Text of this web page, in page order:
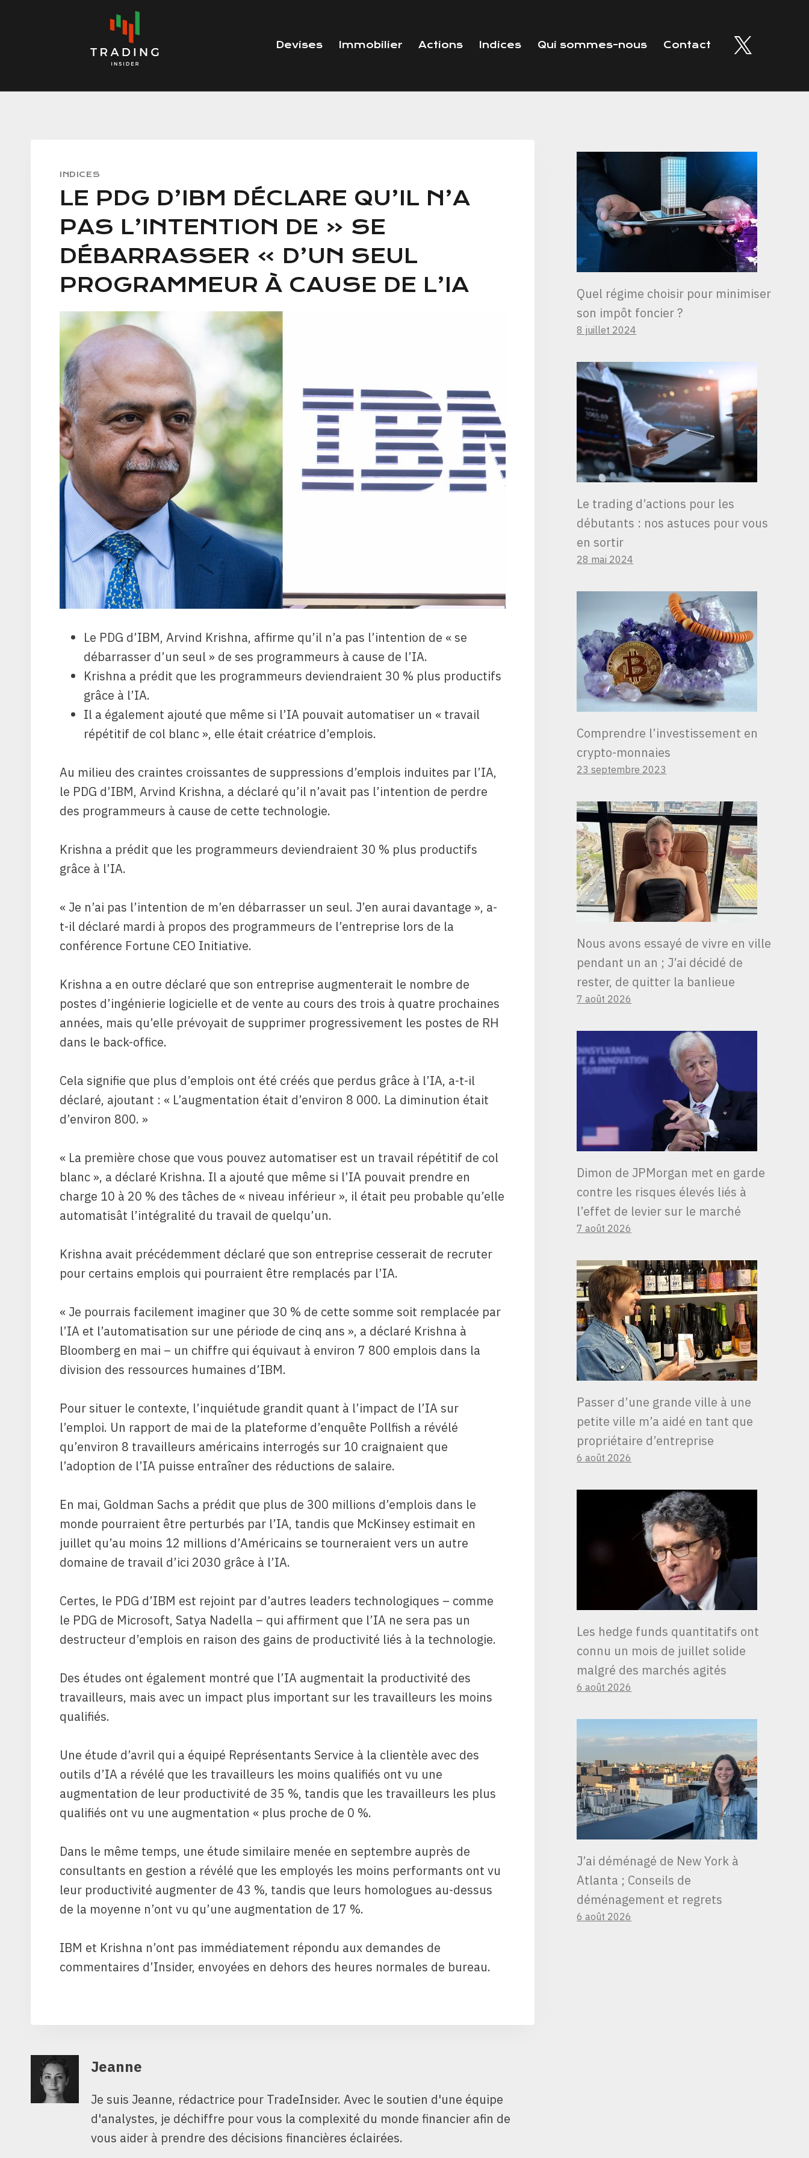
Devises Immobilier Actions Indices Qui sommes-nous Contact
INDICES
LE PDG D’IBM DÉCLARE QU’IL N’A
PAS L’INTENTION DE « SE
DÉBARRASSER » D’UN SEUL
PROGRAMMEUR À CAUSE DE L’IA
Le PDG d’IBM, Arvind Krishna, affirme qu’il n’a pas l’intention de « se
débarrasser d’un seul » de ses programmeurs à cause de l’IA.
Krishna a prédit que les programmeurs deviendraient 30 % plus productifs
grâce à l’IA.
Il a également ajouté que même si l’IA pouvait automatiser un « travail
répétitif de col blanc », elle était créatrice d’emplois.
Au milieu des craintes croissantes de suppressions d’emplois induites par l’IA,
le PDG d’IBM, Arvind Krishna, a déclaré qu’il n’avait pas l’intention de perdre
des programmeurs à cause de cette technologie.
Krishna a prédit que les programmeurs deviendraient 30 % plus productifs
grâce à l’IA.
« Je n’ai pas l’intention de m’en débarrasser un seul. J’en aurai davantage », a-
t-il déclaré mardi à propos des programmeurs de l’entreprise lors de la
conférence Fortune CEO Initiative.
Krishna a en outre déclaré que son entreprise augmenterait le nombre de
postes d’ingénierie logicielle et de vente au cours des trois à quatre prochaines
années, mais qu’elle prévoyait de supprimer progressivement les postes de RH
dans le back-office.
Cela signifie que plus d’emplois ont été créés que perdus grâce à l’IA, a-t-il
déclaré, ajoutant : « L’augmentation était d’environ 8 000. La diminution était
d’environ 800. »
« La première chose que vous pouvez automatiser est un travail répétitif de col
blanc », a déclaré Krishna. Il a ajouté que même si l’IA pouvait prendre en
charge 10 à 20 % des tâches de « niveau inférieur », il était peu probable qu’elle
automatisât l’intégralité du travail de quelqu’un.
Krishna avait précédemment déclaré que son entreprise cesserait de recruter
pour certains emplois qui pourraient être remplacés par l’IA.
« Je pourrais facilement imaginer que 30 % de cette somme soit remplacée par
l’IA et l’automatisation sur une période de cinq ans », a déclaré Krishna à
Bloomberg en mai – un chiffre qui équivaut à environ 7 800 emplois dans la
division des ressources humaines d’IBM.
Pour situer le contexte, l’inquiétude grandit quant à l’impact de l’IA sur
l’emploi. Un rapport de mai de la plateforme d’enquête Pollfish a révélé
qu’environ 8 travailleurs américains interrogés sur 10 craignaient que
l’adoption de l’IA puisse entraîner des réductions de salaire.
En mai, Goldman Sachs a prédit que plus de 300 millions d’emplois dans le
monde pourraient être perturbés par l’IA, tandis que McKinsey estimait en
juillet qu’au moins 12 millions d’Américains se tourneraient vers un autre
domaine de travail d’ici 2030 grâce à l’IA.
Certes, le PDG d’IBM est rejoint par d’autres leaders technologiques – comme
le PDG de Microsoft, Satya Nadella – qui affirment que l’IA ne sera pas un
destructeur d’emplois en raison des gains de productivité liés à la technologie.
Des études ont également montré que l’IA augmentait la productivité des
travailleurs, mais avec un impact plus important sur les travailleurs les moins
qualifiés.
Une étude d’avril qui a équipé Représentants Service à la clientèle avec des
outils d’IA a révélé que les travailleurs les moins qualifiés ont vu une
augmentation de leur productivité de 35 %, tandis que les travailleurs les plus
qualifiés ont vu une augmentation « plus proche de 0 %.
Dans le même temps, une étude similaire menée en septembre auprès de
consultants en gestion a révélé que les employés les moins performants ont vu
leur productivité augmenter de 43 %, tandis que leurs homologues au-dessus
de la moyenne n’ont vu qu’une augmentation de 17 %.
IBM et Krishna n’ont pas immédiatement répondu aux demandes de
commentaires d’Insider, envoyées en dehors des heures normales de bureau.
Jeanne
Je suis Jeanne, rédactrice pour TradeInsider. Avec le soutien d'une équipe
d'analystes, je déchiffre pour vous la complexité du monde financier afin de
vous aider à prendre des décisions financières éclairées.
Quel régime choisir pour minimiser
son impôt foncier ?
8 juillet 2024
Le trading d’actions pour les
débutants : nos astuces pour vous
en sortir
28 mai 2024
Comprendre l’investissement en
crypto-monnaies
23 septembre 2023
Nous avons essayé de vivre en ville
pendant un an ; J’ai décidé de
rester, de quitter la banlieue
7 août 2026
Dimon de JPMorgan met en garde
contre les risques élevés liés à
l’effet de levier sur le marché
7 août 2026
Passer d’une grande ville à une
petite ville m’a aidé en tant que
propriétaire d’entreprise
6 août 2026
Les hedge funds quantitatifs ont
connu un mois de juillet solide
malgré des marchés agités
6 août 2026
J’ai déménagé de New York à
Atlanta ; Conseils de
déménagement et regrets
6 août 2026